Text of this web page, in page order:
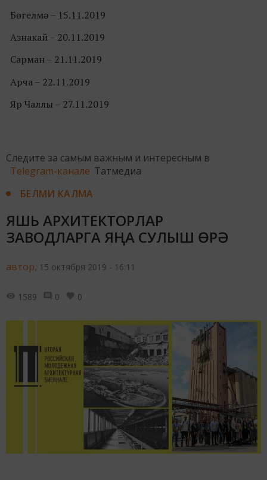
Бөгелмә – 15.11.2019
Азнакай – 20.11.2019
Сарман – 21.11.2019
Арча – 22.11.2019
Яр Чаллы – 27.11.2019
Следите за самым важным и интересным в
Telegram-канале Татмедиа
БЕЛМИ КАЛМА
ЯШЬ АРХИТЕКТОРЛАР
ЗАВОДЛАРГА ЯҢА СУЛЫШ ӨРӘ
автор, 15 октября 2019 - 16:11
1589 0 0